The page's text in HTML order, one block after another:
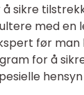
sikre
med en
før man
for å